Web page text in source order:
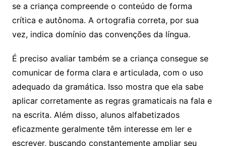
se a criança compreende o conteúdo de forma
crítica e autônoma. A ortografia correta, por sua
vez, indica domínio das convenções da língua.
É preciso avaliar também se a criança consegue se
comunicar de forma clara e articulada, com o uso
adequado da gramática. Isso mostra que ela sabe
aplicar corretamente as regras gramaticais na fala e
na escrita. Além disso, alunos alfabetizados
eficazmente geralmente têm interesse em ler e
escrever, buscando constantemente ampliar seu